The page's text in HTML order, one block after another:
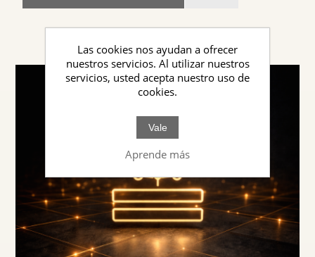
Las cookies nos ayudan a ofrecer
nuestros servicios. Al utilizar nuestros
servicios, usted acepta nuestro uso de
cookies.
Vale
Aprende más